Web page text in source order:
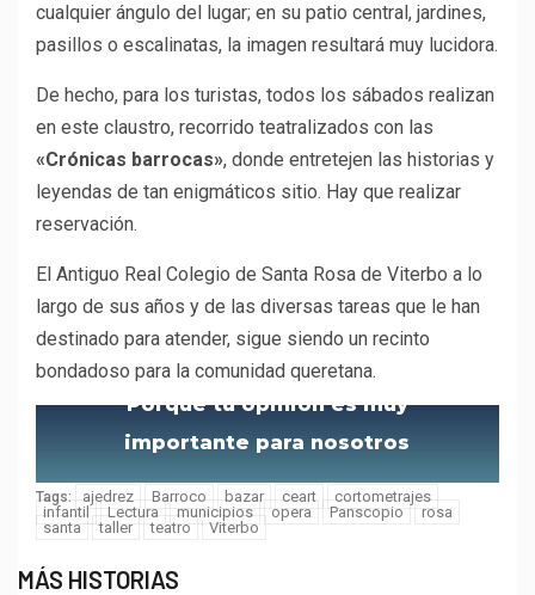
cualquier ángulo del lugar; en su patio central, jardines,
pasillos o escalinatas, la imagen resultará muy lucidora.
De hecho, para los turistas, todos los sábados realizan
en este claustro, recorrido teatralizados con las
«Crónicas barrocas», donde entretejen las historias y
leyendas de tan enigmáticos sitio. Hay que realizar
reservación.
El Antiguo Real Colegio de Santa Rosa de Viterbo a lo
largo de sus años y de las diversas tareas que le han
destinado para atender, sigue siendo un recinto
bondadoso para la comunidad queretana.
Porque tu opinión es muy
importante para nosotros
Tags: ajedrez Barroco bazar ceart
cortometrajes
infantil
Lectura municipios opera Panscopio
rosa
santa
taller teatro Viterbo
MÁS HISTORIAS